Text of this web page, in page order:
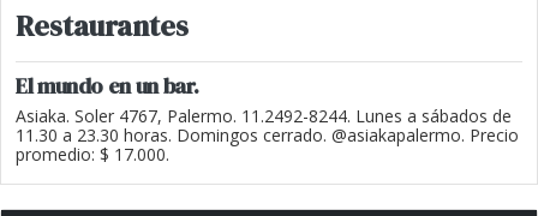
Restaurantes
El mundo en un bar.
Asiaka. Soler 4767, Palermo. 11.2492-8244. Lunes a sábados de
11.30 a 23.30 horas. Domingos cerrado. @asiakapalermo. Precio
promedio: $ 17.000.